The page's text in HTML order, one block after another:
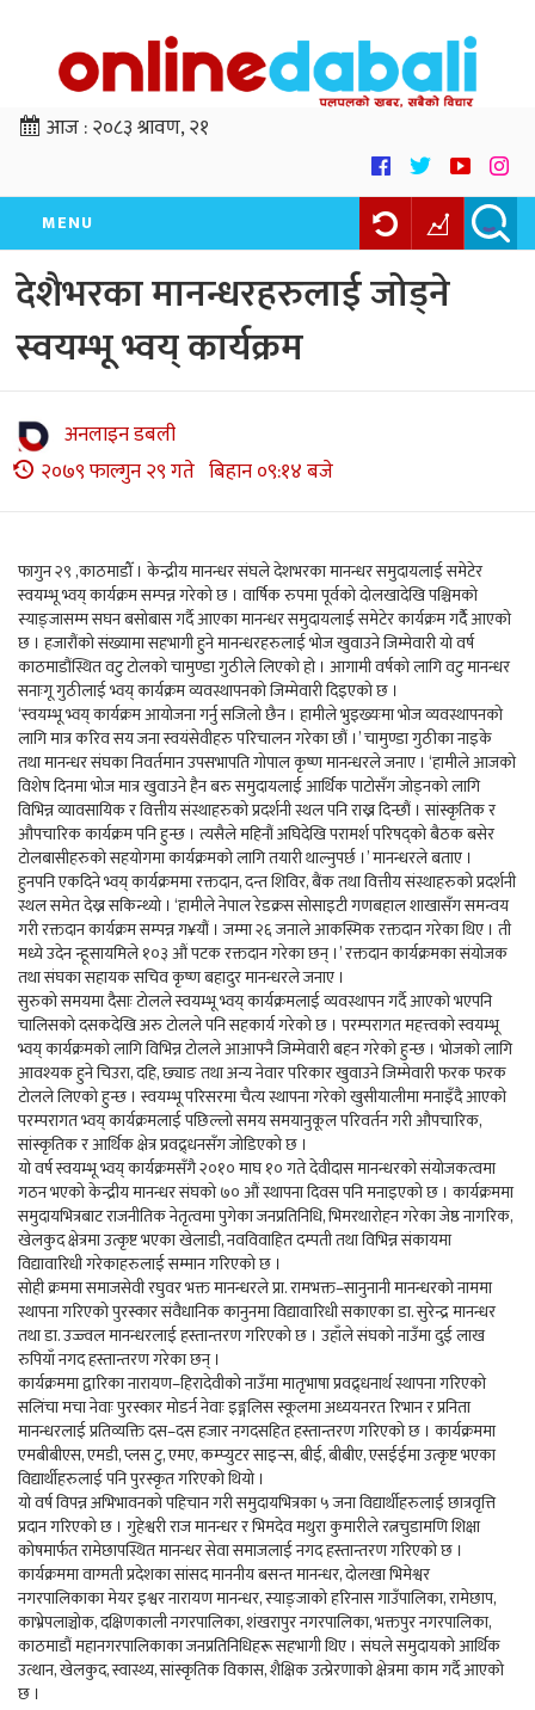
आज :२०८३ श्रावण, २१
MENU
देशैभरका मानन्धरहरुलाई जोड्ने
स्वयम्भू भ्वय् कार्यक्रम
अनलाइन डबली
२०७९ फाल्गुन २९ गते बिहान ०९:१४ बजे
फागुन २९ ,काठमाडौँ । केन्द्रीय मानन्धर संघले देशभरका मानन्धर समुदायलाई समेटेर
स्वयम्भू भ्वय् कार्यक्रम सम्पन्न गरेको छ । वार्षिक रुपमा पूर्वको दोलखादेखि पश्चिमको
स्याङ्जासम्म सघन बसोबास गर्दै आएका मानन्धर समुदायलाई समेटेर कार्यक्रम गर्दैै आएको
छ । हजारौंको संख्यामा सहभागी हुने मानन्धरहरुलाई भोज खुवाउने जिम्मेवारी यो वर्ष
काठमाडौंस्थित वटु टोलको चामुण्डा गुठीले लिएको हो । आगामी वर्षको लागि वटु मानन्धर
सनाःगू गुठीलाई भ्वय् कार्यक्रम व्यवस्थापनको जिम्मेवारी दिइएको छ ।
‘स्वयम्भू भ्वय् कार्यक्रम आयोजना गर्नु सजिलो छैन । हामीले भुइख्यःमा भोज व्यवस्थापनको
लागि मात्र करिव सय जना स्वयंसेवीहरु परिचालन गरेका छौं ।’ चामुण्डा गुठीका नाइके
तथा मानन्धर संघका निवर्तमान उपसभापति गोपाल कृष्ण मानन्धरले जनाए । ‘हामीले आजको
विशेष दिनमा भोज मात्र खुवाउने हैन बरु समुदायलाई आर्थिक पाटोसँग जोड्नको लागि
विभिन्न व्यावसायिक र वित्तीय संस्थाहरुको प्रदर्शनी स्थल पनि राख्न दिन्छौं । सांस्कृतिक र
औपचारिक कार्यक्रम पनि हुन्छ । त्यसैले महिनौं अघिदेखि परामर्श परिषद्को बैठक बसेर
टोलबासीहरुको सहयोगमा कार्यक्रमको लागि तयारी थाल्नुपर्छ ।’ मानन्धरले बताए ।
हुनपनि एकदिने भ्वय् कार्यक्रममा रक्तदान, दन्त शिविर, बैंक तथा वित्तीय संस्थाहरुको प्रदर्शनी
स्थल समेत देख्न सकिन्थ्यो । ‘हामीले नेपाल रेडक्रस सोसाइटी गणबहाल शाखासँग समन्वय
गरी रक्तदान कार्यक्रम सम्पन्न ग¥यौं । जम्मा २६ जनाले आकस्मिक रक्तदान गरेका थिए । ती
मध्ये उदेन न्हूसायमिले १०३ औं पटक रक्तदान गरेका छन् ।’ रक्तदान कार्यक्रमका संयोजक
तथा संघका सहायक सचिव कृष्ण बहादुर मानन्धरले जनाए ।
सुरुको समयमा दैसाः टोलले स्वयम्भू भ्वय् कार्यक्रमलाई व्यवस्थापन गर्दै आएको भएपनि
चालिसको दसकदेखि अरु टोलले पनि सहकार्य गरेको छ । परम्परागत महत्त्वको स्वयम्भू
भ्वय् कार्यक्रमको लागि विभिन्न टोलले आआफ्नै जिम्मेवारी बहन गरेको हुन्छ । भोजको लागि
आवश्यक हुने चिउरा, दहि, छ्याङ तथा अन्य नेवार परिकार खुवाउने जिम्मेवारी फरक फरक
टोलले लिएको हुन्छ । स्वयम्भू परिसरमा चैत्य स्थापना गरेको खुसीयालीमा मनाइँदै आएको
परम्परागत भ्वय् कार्यक्रमलाई पछिल्लो समय समयानुकूल परिवर्तन गरी औपचारिक,
सांस्कृतिक र आर्थिक क्षेत्र प्रवद्र्धनसँग जोडिएको छ ।
यो वर्ष स्वयम्भू भ्वय् कार्यक्रमसँगै २०१० माघ १० गते देवीदास मानन्धरको संयोजकत्वमा
गठन भएको केन्द्रीय मानन्धर संघको ७० औं स्थापना दिवस पनि मनाइएको छ । कार्यक्रममा
समुदायभित्रबाट राजनीतिक नेतृत्वमा पुगेका जनप्रतिनिधि, भिमरथारोहन गरेका जेष्ठ नागरिक,
खेलकुद क्षेत्रमा उत्कृष्ट भएका खेलाडी, नवविवाहित दम्पती तथा विभिन्न संकायमा
विद्यावारिधी गरेकाहरुलाई सम्मान गरिएको छ ।
सोही क्रममा समाजसेवी रघुवर भक्त मानन्धरले प्रा. रामभक्त–सानुनानी मानन्धरको नाममा
स्थापना गरिएको पुरस्कार संवैधानिक कानुनमा विद्यावारिधी सकाएका डा. सुरेन्द्र मानन्धर
तथा डा. उज्ज्वल मानन्धरलाई हस्तान्तरण गरिएको छ । उहाँले संघको नाउँमा दुई लाख
रुपियाँ नगद हस्तान्तरण गरेका छन् ।
कार्यक्रममा द्वारिका नारायण–हिरादेवीको नाउँमा मातृभाषा प्रवद्र्धनार्थ स्थापना गरिएको
सलिंचा मचा नेवाः पुरस्कार मोडर्न नेवाः इङ्गलिस स्कूलमा अध्ययनरत रिभान र प्रनिता
मानन्धरलाई प्रतिव्यक्ति दस–दस हजार नगदसहित हस्तान्तरण गरिएको छ । कार्यक्रममा
एमबीबीएस, एमडी, प्लस टु, एमए, कम्प्युटर साइन्स, बीई, बीबीए, एसईईमा उत्कृष्ट भएका
विद्यार्थीहरुलाई पनि पुरस्कृत गरिएको थियो ।
यो वर्ष विपन्न अभिभावनको पहिचान गरी समुदायभित्रका ५ जना विद्यार्थीहरुलाई छात्रवृत्ति
प्रदान गरिएको छ । गुहेश्वरी राज मानन्धर र भिमदेव मथुरा कुमारीले रत्नचुडामणि शिक्षा
कोषमार्फत रामेछापस्थित मानन्धर सेवा समाजलाई नगद हस्तान्तरण गरिएको छ ।
कार्यक्रममा वाग्मती प्रदेशका सांसद माननीय बसन्त मानन्धर, दोलखा भिमेश्वर
नगरपालिकाका मेयर इश्वर नारायण मानन्धर, स्याङ्जाको हरिनास गाउँपालिका, रामेछाप,
काभ्रेपलाञ्चोक, दक्षिणकाली नगरपालिका, शंखरापुर नगरपालिका, भक्तपुर नगरपालिका,
काठमाडौं महानगरपालिकाका जनप्रतिनिधिहरू सहभागी थिए । संघले समुदायको आर्थिक
उत्थान, खेलकुद, स्वास्थ्य, सांस्कृतिक विकास, शैक्षिक उत्प्रेरणाको क्षेत्रमा काम गर्दै आएको
छ ।